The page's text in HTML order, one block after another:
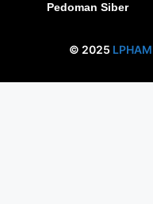
Pedoman Siber
© 2025